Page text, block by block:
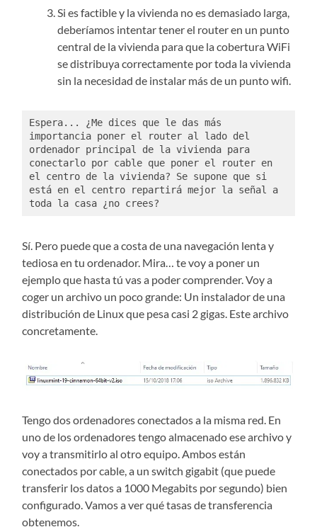
Si es factible y la vivienda no es demasiado larga,
deberíamos intentar tener el router en un punto
central de la vivienda para que la cobertura WiFi
se distribuya correctamente por toda la vivienda
sin la necesidad de instalar más de un punto wifi.
Espera... ¿Me dices que le das más
importancia poner el router al lado del
ordenador principal de la vivienda para
conectarlo por cable que poner el router en
el centro de la vivienda? Se supone que si
está en el centro repartirá mejor la señal a
toda la casa ¿no crees?
Sí. Pero puede que a costa de una navegación lenta y
tediosa en tu ordenador. Mira… te voy a poner un
ejemplo que hasta tú vas a poder comprender. Voy a
coger un archivo un poco grande: Un instalador de una
distribución de Linux que pesa casi 2 gigas. Este archivo
concretamente.
Tengo dos ordenadores conectados a la misma red. En
uno de los ordenadores tengo almacenado ese archivo y
voy a transmitirlo al otro equipo. Ambos están
conectados por cable, a un switch gigabit (que puede
transferir los datos a 1000 Megabits por segundo) bien
configurado. Vamos a ver qué tasas de transferencia
obtenemos.